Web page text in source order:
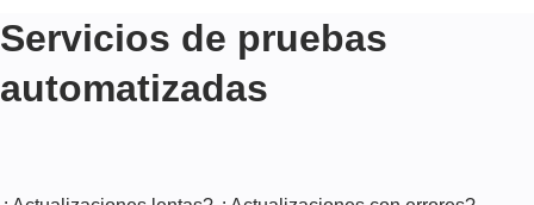
Servicios de pruebas
automatizadas